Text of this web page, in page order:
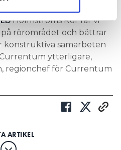
Holmströms Rör får vi
rörområdet och bättrar
samarbeten
ytterligare,
regionchef för Currentum